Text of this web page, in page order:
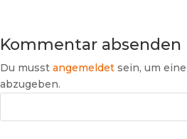
Kommentar absenden
Du musst angemeldet sein, um
abzugeben.